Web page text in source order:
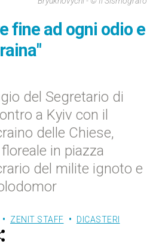
fine ad ogni odio e
del Segretario di
a Kyiv con il
delle Chiese,
in piazza
del milite ignoto e
ZENIT STAFF DICASTERI